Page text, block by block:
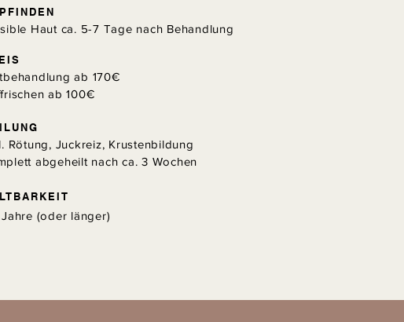
Haut ca. 5-7 Tage nach Behandlung
Rötung, Juckreiz, Krustenbildung
abgeheilt nach ca. 3 Wochen
Jahre (oder länger)
ab 170€
ab 100€